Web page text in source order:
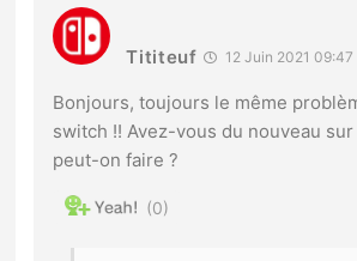
Tititeuf 12 Juin 2021 09:47
Bonjours, toujours le même
switch !! Avez-vous du nouveau sur
peut-on faire ?
0